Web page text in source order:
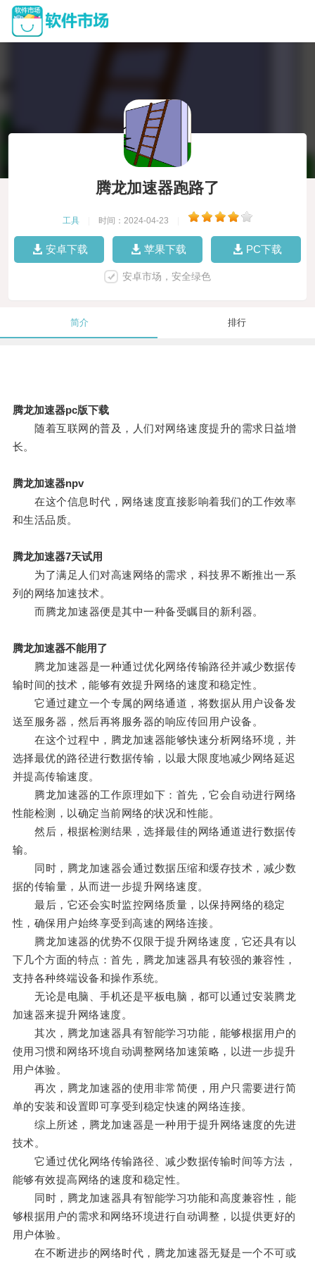
腾龙加速器跑路了
工具 时间：2024-04-23
安卓下载 苹果下载 PC下载
安卓市场，安全绿色
简介 排行
腾龙加速器pc版下载
随着互联网的普及，人们对网络速度提升的需求日益增
长。
腾龙加速器npv
在这个信息时代，网络速度直接影响着我们的工作效率
和生活品质。
腾龙加速器7天试用
为了满足人们对高速网络的需求，科技界不断推出一系
列的网络加速技术。
而腾龙加速器便是其中一种备受瞩目的新利器。
腾龙加速器不能用了
腾龙加速器是一种通过优化网络传输路径并减少数据传
输时间的技术，能够有效提升网络的速度和稳定性。
它通过建立一个专属的网络通道，将数据从用户设备发
送至服务器，然后再将服务器的响应传回用户设备。
在这个过程中，腾龙加速器能够快速分析网络环境，并
选择最优的路径进行数据传输，以最大限度地减少网络延迟
并提高传输速度。
腾龙加速器的工作原理如下：首先，它会自动进行网络
性能检测，以确定当前网络的状况和性能。
然后，根据检测结果，选择最佳的网络通道进行数据传
输。
同时，腾龙加速器会通过数据压缩和缓存技术，减少数
据的传输量，从而进一步提升网络速度。
最后，它还会实时监控网络质量，以保持网络的稳定
性，确保用户始终享受到高速的网络连接。
腾龙加速器的优势不仅限于提升网络速度，它还具有以
下几个方面的特点：首先，腾龙加速器具有较强的兼容性，
支持各种终端设备和操作系统。
无论是电脑、手机还是平板电脑，都可以通过安装腾龙
加速器来提升网络速度。
其次，腾龙加速器具有智能学习功能，能够根据用户的
使用习惯和网络环境自动调整网络加速策略，以进一步提升
用户体验。
再次，腾龙加速器的使用非常简便，用户只需要进行简
单的安装和设置即可享受到稳定快速的网络连接。
综上所述，腾龙加速器是一种用于提升网络速度的先进
技术。
它通过优化网络传输路径、减少数据传输时间等方法，
能够有效提高网络的速度和稳定性。
同时，腾龙加速器具有智能学习功能和高度兼容性，能
够根据用户的需求和网络环境进行自动调整，以提供更好的
用户体验。
在不断进步的网络时代，腾龙加速器无疑是一个不可或